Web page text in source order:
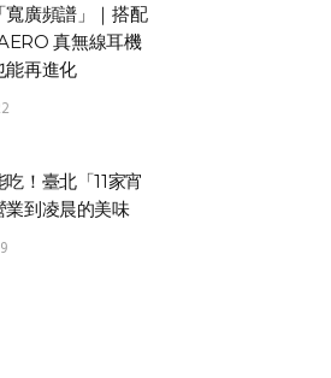
寬廣頻譜」｜搭配
真無線耳機
能再進化
！臺北「11家宵
業到凌晨的美味